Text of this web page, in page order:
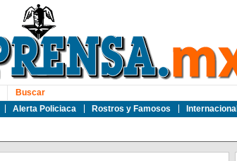
Alerta Policiaca Rostros y Famosos Internacional
Buscar